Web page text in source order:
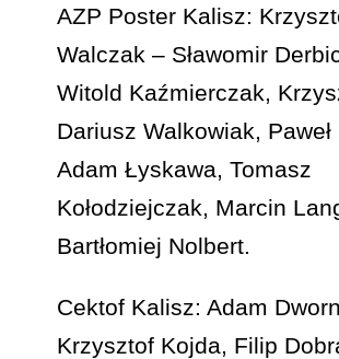
AZP Poster Kalisz:
Walczak – Sławomir
Witold Kaźmierczak,
Dariusz Walkowiak, Paweł
Adam Łyskawa, Tomasz
Kołodziejczak, Marcin
Bartłomiej Nolbert.
Cektof Kalisz: Adam
Krzysztof Kojda, Filip